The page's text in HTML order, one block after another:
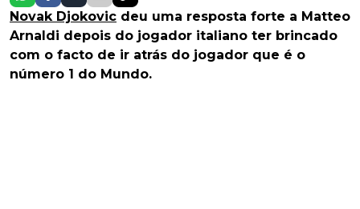
Novak Djokovic deu uma resposta forte a Matteo
Arnaldi depois do jogador italiano ter brincado
com o facto de ir atrás do jogador que é o
número 1 do Mundo.